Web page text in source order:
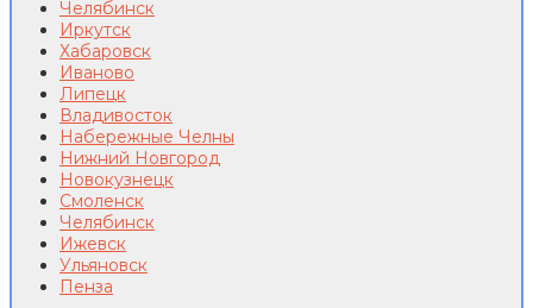
Челябинск
Иркутск
Хабаровск
Иваново
Липецк
Владивосток
Набережные Челны
Нижний Новгород
Новокузнецк
Смоленск
Челябинск
Ижевск
Ульяновск
Пенза